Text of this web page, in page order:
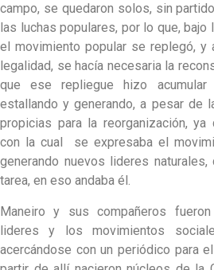
campo, se quedaron solos, sin
las luchas populares, por lo que,
el movimiento popular se replegó, y
legalidad, se hacía necesaria la
que ese repliegue hizo acumular
estallando y generando, a pesar de
propicias para la reorganización, ya
con la cual se expresaba el
generando nuevos lideres
tarea, en eso andaba él.
Maneiro y sus compañeros
lideres y los movimientos
acercándose con un periódico para